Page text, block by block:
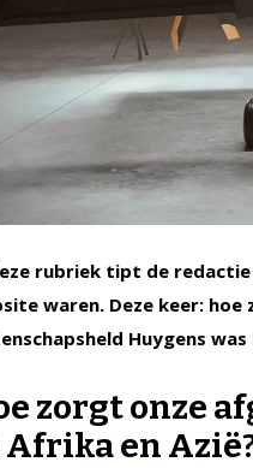
rubriek tipt de
waren. Deze keer:
Huygens
zorgt onze
en